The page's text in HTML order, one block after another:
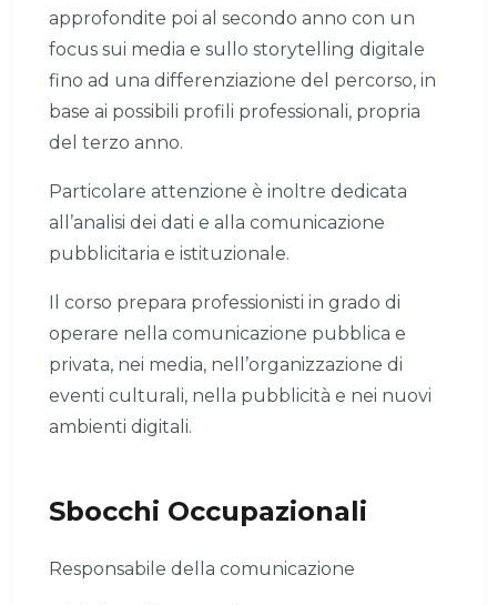
approfondite poi al secondo anno con un
focus sui media e sullo storytelling digitale
fino ad una differenziazione del percorso, in
base ai possibili profili professionali, propria
del terzo anno.
Particolare attenzione è inoltre dedicata
all’analisi dei dati e alla comunicazione
pubblicitaria e istituzionale.
Il corso prepara professionisti in grado di
operare nella comunicazione pubblica e
privata, nei media, nell’organizzazione di
eventi culturali, nella pubblicità e nei nuovi
ambienti digitali.
Sbocchi Occupazionali
Responsabile della comunicazione